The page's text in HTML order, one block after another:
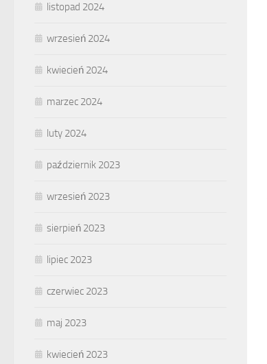
listopad 2024
wrzesień 2024
kwiecień 2024
marzec 2024
luty 2024
październik 2023
wrzesień 2023
sierpień 2023
lipiec 2023
czerwiec 2023
maj 2023
kwiecień 2023